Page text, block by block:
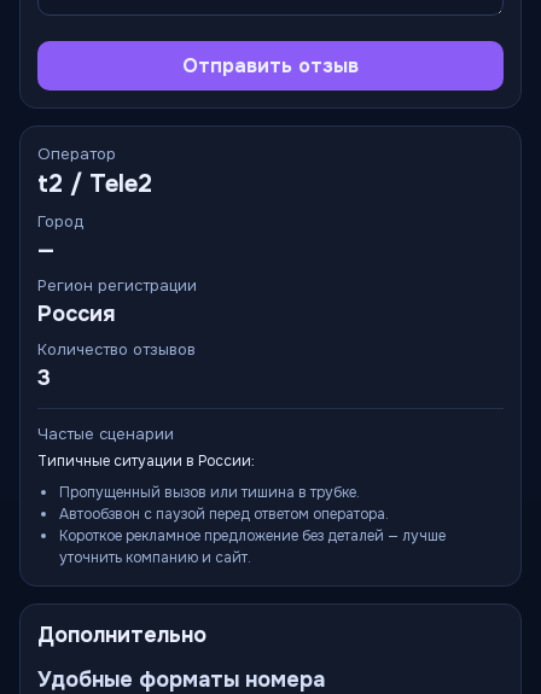
Отправить отзыв
Оператор
t2 / Tele2
Город
—
Регион регистрации
Россия
Количество отзывов
3
Частые сценарии
Типичные ситуации в России:
Пропущенный вызов или тишина в трубке.
Автообзвон с паузой перед ответом оператора.
Короткое рекламное предложение без деталей — лучше
уточнить компанию и сайт.
Дополнительно
Удобные форматы номера